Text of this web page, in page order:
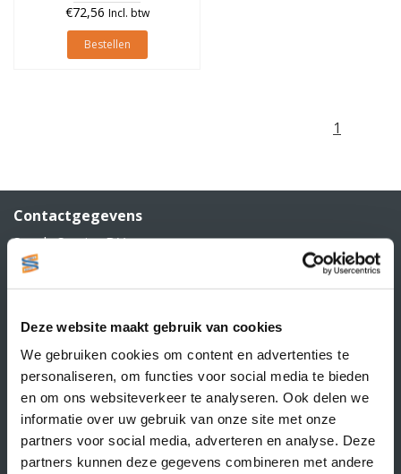
Deze website maakt gebruik van cookies
We gebruiken cookies om content en advertenties te
personaliseren, om functies voor social media te bieden
en om ons websiteverkeer te analyseren. Ook delen we
informatie over uw gebruik van onze site met onze
partners voor social media, adverteren en analyse. Deze
partners kunnen deze gegevens combineren met andere
€72,56 Incl. btw
Bestellen
1
Contactgegevens
Supply Service B.V.
Nijverheidsstraat 25-K
3861 RJ Nijkerk
KvK nummer: 66384737
BTW nummer: NL856526605B01
Klantenservice
Over Supply Service B.V.